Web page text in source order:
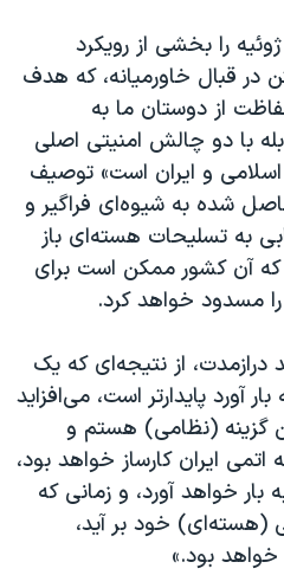
را بخشی از رویکرد
در قبال خاورمیانه، که هدف
از دوستان ما به
با دو چالش امنیتی اصلی
و ایران است» توصیف
شده به شیوه‌ای فراگیر و
به تسلیحات هسته‌ای باز
آن کشور ممکن است برای
مسدود خواهد کرد.
درازمدت، از نتیجه‌ای که یک
پایدارتر است، می‌افزاید
گزینه (نظامی) هستم و
ایران کارساز خواهد بود،
بار خواهد آورد، و زمانی که
(هسته‌ای) خود بر آید،
خواهد بود.»